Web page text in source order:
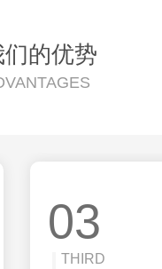
的优势
03
THIRD